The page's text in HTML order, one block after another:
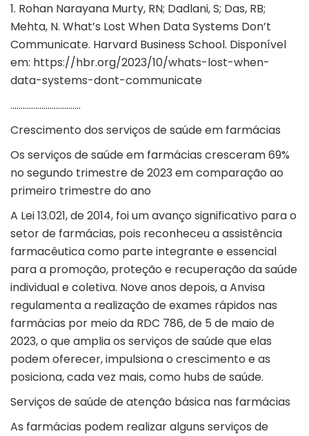
1. Rohan Narayana Murty, RN; Dadlani, S; Das, RB;
Mehta, N. What’s Lost When Data Systems Don’t
Communicate. Harvard Business School. Disponível
em: https://hbr.org/2023/10/whats-lost-when-
data-systems-dont-communicate
…………………………….
Crescimento dos serviços de saúde em farmácias
Os serviços de saúde em farmácias cresceram 69%
no segundo trimestre de 2023 em comparação ao
primeiro trimestre do ano
A Lei 13.021, de 2014, foi um avanço significativo para o
setor de farmácias, pois reconheceu a assistência
farmacêutica como parte integrante e essencial
para a promoção, proteção e recuperação da saúde
individual e coletiva. Nove anos depois, a Anvisa
regulamenta a realização de exames rápidos nas
farmácias por meio da RDC 786, de 5 de maio de
2023, o que amplia os serviços de saúde que elas
podem oferecer, impulsiona o crescimento e as
posiciona, cada vez mais, como hubs de saúde.
Serviços de saúde de atenção básica nas farmácias
As farmácias podem realizar alguns serviços de